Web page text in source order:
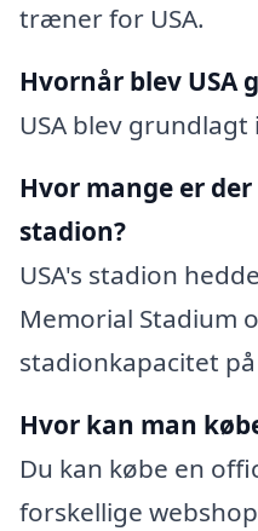
træner for USA.
Hvornår blev USA
USA blev grundlagt
Hvor mange er der
stadion?
USA's stadion
Memorial Stadium
stadionkapacitet
Hvor kan man
Du kan købe en
forskellige